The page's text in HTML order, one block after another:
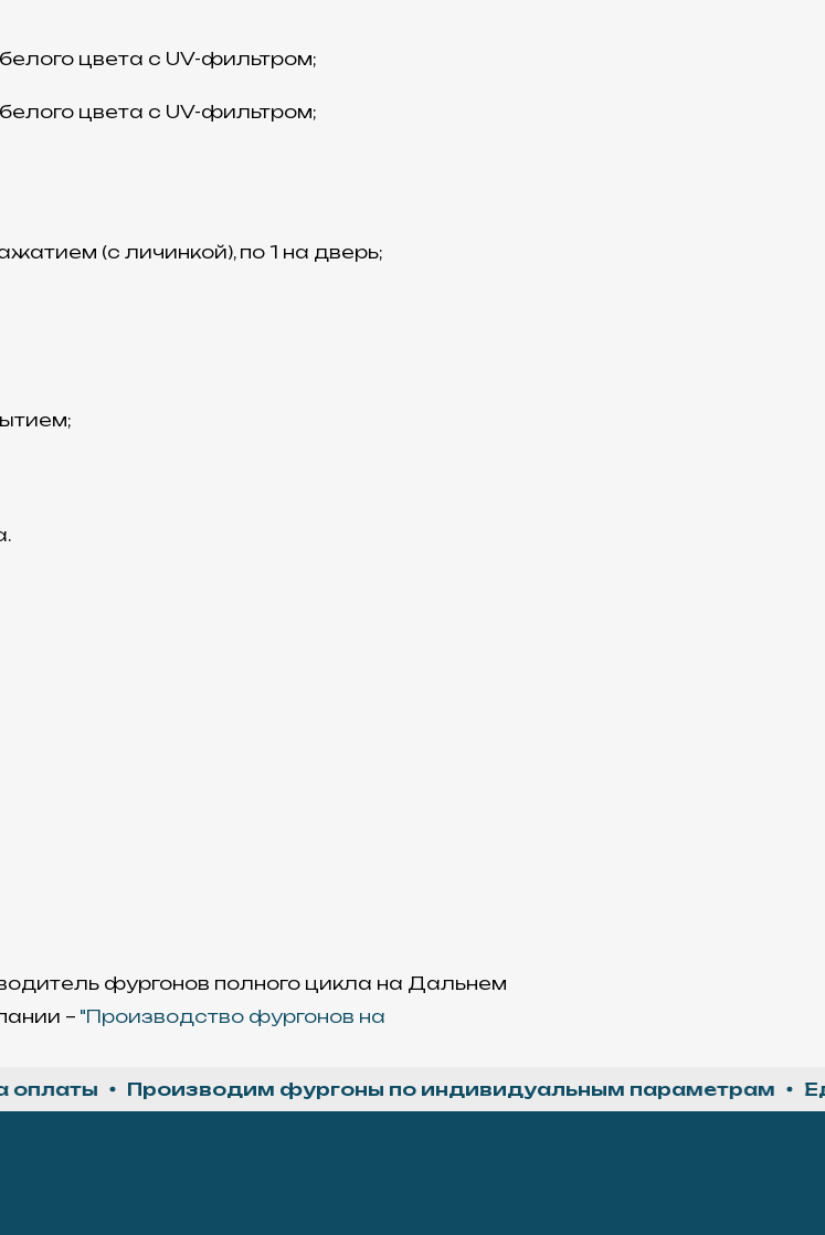
цвета с UV-фильтром;
цвета с UV-фильтром;
(с личинкой), по 1 на дверь;
фургонов полного цикла на Дальнем
– "Производство фургонов на
Производим фургоны по индивидуальным параметрам